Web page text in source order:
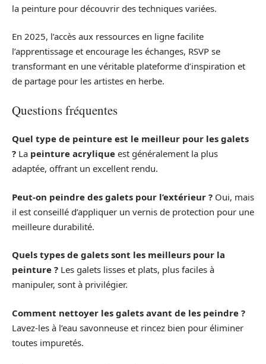
la peinture pour découvrir des techniques variées.
En 2025, l’accès aux ressources en ligne facilite
l’apprentissage et encourage les échanges, RSVP se
transformant en une véritable plateforme d’inspiration et
de partage pour les artistes en herbe.
Questions fréquentes
Quel type de peinture est le meilleur pour les galets
? La peinture acrylique est généralement la plus
adaptée, offrant un excellent rendu.
Peut-on peindre des galets pour l’extérieur ? Oui, mais
il est conseillé d’appliquer un vernis de protection pour une
meilleure durabilité.
Quels types de galets sont les meilleurs pour la
peinture ? Les galets lisses et plats, plus faciles à
manipuler, sont à privilégier.
Comment nettoyer les galets avant de les peindre ?
Lavez-les à l’eau savonneuse et rincez bien pour éliminer
toutes impuretés.